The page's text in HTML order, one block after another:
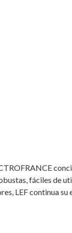
fáciles de
LEF continua